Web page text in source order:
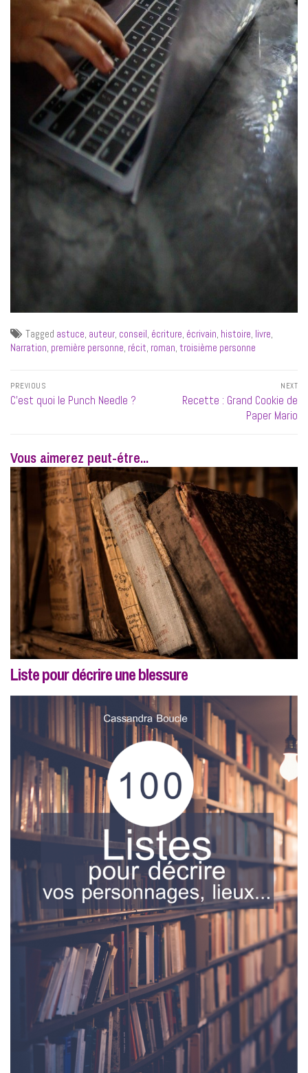
Tagged astuce, auteur, conseil, écriture, écrivain, histoire, livre,
Narration, première personne, récit, roman, troisième personne
Navigation
de
PREVIOUS
Previous
C’est quoi le Punch Needle ?
NEXT
Next
Recette : Grand Cookie de
Paper Mario
Vous aimerez peut-étre...
Liste pour décrire une blessure